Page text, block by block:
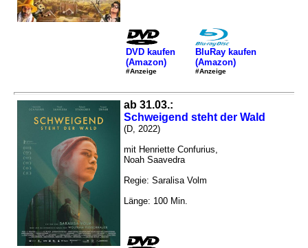
DVD kaufen
(Amazon)
#Anzeige
BluRay kaufen
(Amazon)
#Anzeige
ab 31.03.:
Schweigend steht der Wald
(D, 2022)
mit Henriette Confurius,
Noah Saavedra
Regie: Saralisa Volm
Länge: 100 Min.